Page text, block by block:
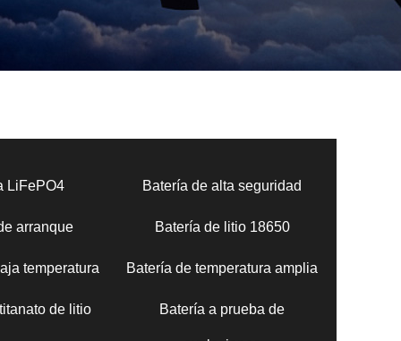
LiFePO4 Batería de alta seguridad
arranque Batería de litio 18650
temperatura Batería de temperatura amplia
de litio Batería a prueba de